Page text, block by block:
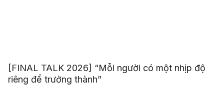
[FINAL TALK 2026] “Mỗi người có một nhịp độ
riêng để trưởng thành”